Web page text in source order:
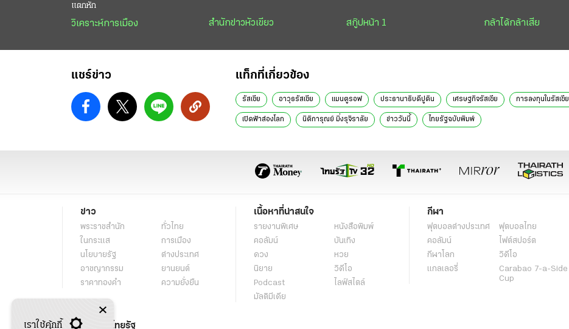
แตกหัก
วิเคราะห์การเมือง สำนักข่าวหัวเขียว สกู๊ปหน้า 1 กล้าได้กล้าเสีย
แชร์ข่าว แท็กที่เกี่ยวข้อง
รัสเซีย อาวุธรัสเซีย แมนตูรอฟ ประธานาธิบดีปูติน เศรษฐกิจรัสเซีย การลงทุนในรัสเซีย
เปิดฟ้าส่องโลก นิติการุณย์ มิ่งรุจิราลัย ข่าววันนี้ ไทยรัฐฉบับพิมพ์
ข่าว
พระราชสำนัก
ทั่วไทย
ในกระแส
การเมือง
นโยบายรัฐ
ต่างประเทศ
อาชญากรรม
ยานยนต์
ราคาทองคำ
ความยั่งยืน
เนื้อหาที่น่าสนใจ
รายงานพิเศษ
หนังสือพิมพ์
คอลัมน์
บันเทิง
ดวง
หวย
นิยาย
วิดีโอ
Podcast
ไลฟ์สไตล์
มัลติมีเดีย
กีฬา
ฟุตบอลต่่างประเทศ
ฟุตบอลไทย
คอลัมน์
ไฟต์สปอร์ต
กีฬาโลก
วิดีโอ
แกลเลอรี่
Carabao 7-a-Side
Cup
เกี่ยวกับไทยรัฐ
เราใช้คุ้กกี้